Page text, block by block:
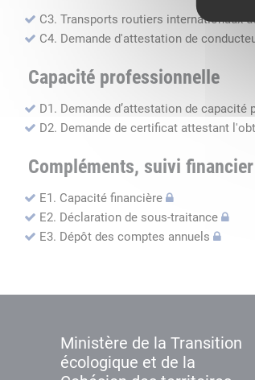
C3. Transports routiers internationaux
C4. Demande d'attestation de
Capacité professionnelle
D1. Demande d’attestation de capacité
D2. Demande de certificat attestant
Compléments, suivi financier
E1. Capacité financière
E2. Déclaration de sous-traitance
E3. Dépôt des comptes annuels
Ministère de la Transition
écologique et de la